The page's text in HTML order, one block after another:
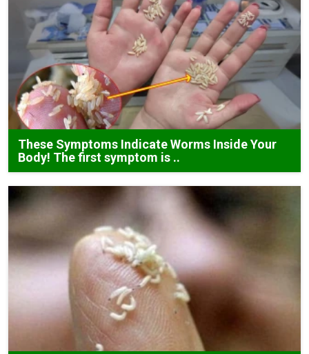
These Symptoms Indicate Worms Inside Your
Body! The first symptom is ..